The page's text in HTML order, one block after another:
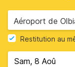
Aéroport de
Restitution au